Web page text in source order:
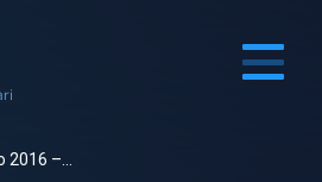
2016 –...